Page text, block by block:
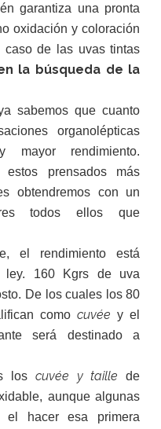
garantiza una pronta
oxidación y coloración
de las uvas tintas
la búsqueda de la
sabemos que cuanto
organolépticas
mayor rendimiento.
prensados más
obtendremos con un
todos ellos que
el rendimiento está
ley. 160 Kgrs de uva
De los cuales los 80
como cuvée y el
será destinado a
los cuvée y taille de
aunque algunas
el hacer esa primera